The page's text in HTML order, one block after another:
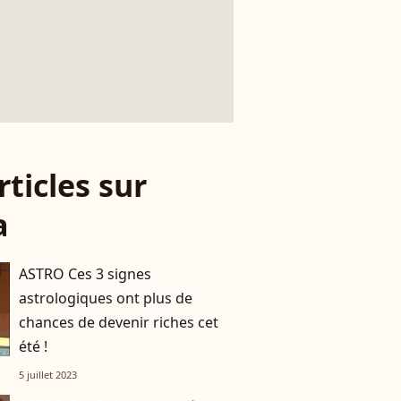
sur
ASTRO Ces 3 signes
astrologiques ont plus de
chances de devenir riches cet
été !
5 juillet 2023